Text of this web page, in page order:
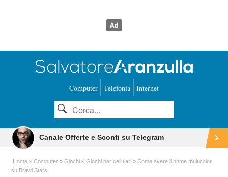
Computer Telefonia Internet
Canale Offerte e Sconti su Telegram
Home Computer Giochi Giochi per cellulari
Come avere il nome multicolor
su Brawl Stars